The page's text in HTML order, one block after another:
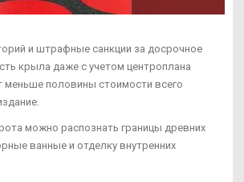
и штрафные санкции за досрочное
крыла даже с учетом центроплана
меньше половины стоимости всего
можно распознать границы древних
ванные и отделку внутренних